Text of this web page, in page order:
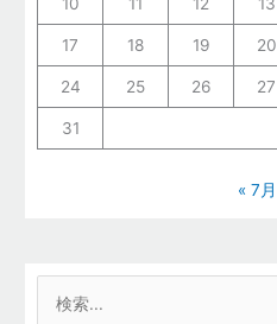
10 11 12 13
17 18 19 20
24 25 26 27
31
« 7月